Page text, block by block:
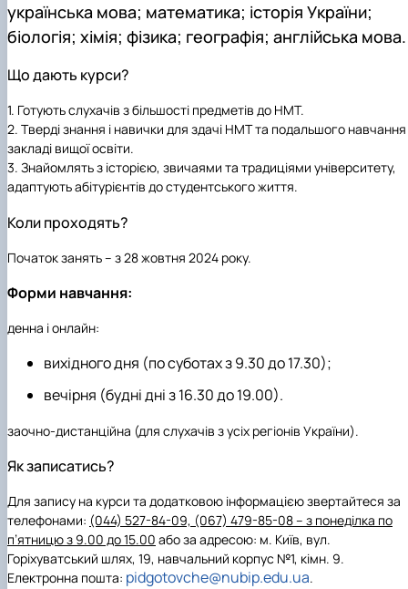
Кафедра англійської філології
Кафедра фізичної культури і спорту
Кафедра філософії та міжнародної
комунікації
Кафедра культурології
українська мова; математика; історія України;
біологія; хімія; фізика; географія; англійська мова.
Що дають курси?
1. Готують слухачів з більшості предметів до НМТ.
2. Тверді знання і навички для здачі НМТ та подальшого навчання
закладі вищої освіти.
3. Знайомлять з історією, звичаями та традиціями університету,
адаптують абітурієнтів до студентського життя.
Коли проходять?
Початок занять – з 28 жовтня 2024 року.
Форми навчання:
денна і онлайн:
вихідного дня (по суботах з 9.30 до 17.30);
вечірня (будні дні з 16.30 до 19.00).
заочно-дистанційна (для слухачів з усіх регіонів України).
Як записатись?
Для запису на курси та додатковою інформацією звертайтеся за
телефонами: (044) 527-84-09, (067) 479-85-08 – з понеділка по
п’ятницю з 9.00 до 15.00 або за адресою: м. Київ, вул.
Горіхуватський шлях, 19, навчальний корпус №1, кімн. 9.
Електронна пошта: pidgotovche@nubip.edu.ua.